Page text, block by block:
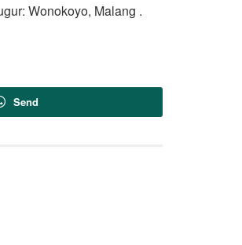
Wonokoyo, Malang .
Send